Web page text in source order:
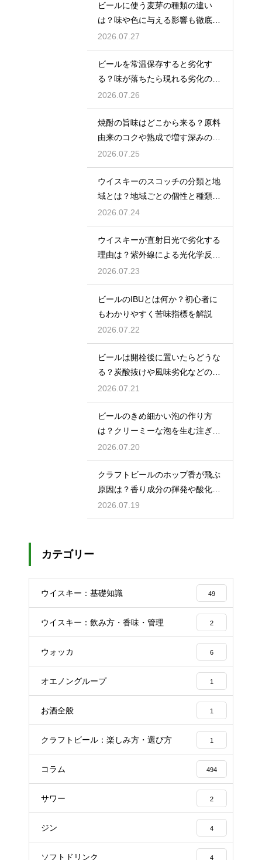
ビールに使う麦芽の種類の違い
は？味や色に与える影響も徹底解
説
2026.07.27
ビールを常温保存すると劣化す
る？味が落ちたら現れる劣化のサ
インを解説
2026.07.26
焼酎の旨味はどこから来る？原料
由来のコクや熟成で増す深みの秘
密を解説
2026.07.25
ウイスキーのスコッチの分類と地
域とは？地域ごとの個性と種類を
解説
2026.07.24
ウイスキーが直射日光で劣化する
理由は？紫外線による光化学反応
で風味が損なわれるため
2026.07.23
ビールのIBUとは何か？初心者に
もわかりやすく苦味指標を解説
2026.07.22
ビールは開栓後に置いたらどうな
る？炭酸抜けや風味劣化などの影
響を解説
2026.07.21
ビールのきめ細かい泡の作り方
は？クリーミーな泡を生む注ぎ方
のコツ
2026.07.20
クラフトビールのホップ香が飛ぶ
原因は？香り成分の揮発や酸化で
失われる理由を解説
2026.07.19
カテゴリー
ウイスキー：基礎知識 49
ウイスキー：飲み方・香味・管理 2
ウォッカ 6
オエノングループ 1
お酒全般 1
クラフトビール：楽しみ方・選び方 1
コラム 494
サワー 2
ジン 4
ソフトドリンク 4